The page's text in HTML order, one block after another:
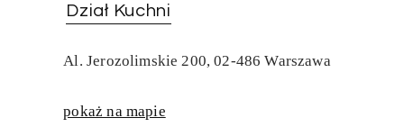
Dział Kuchni
Al. Jerozolimskie 200, 02-486 Warszawa
pokaż na mapie